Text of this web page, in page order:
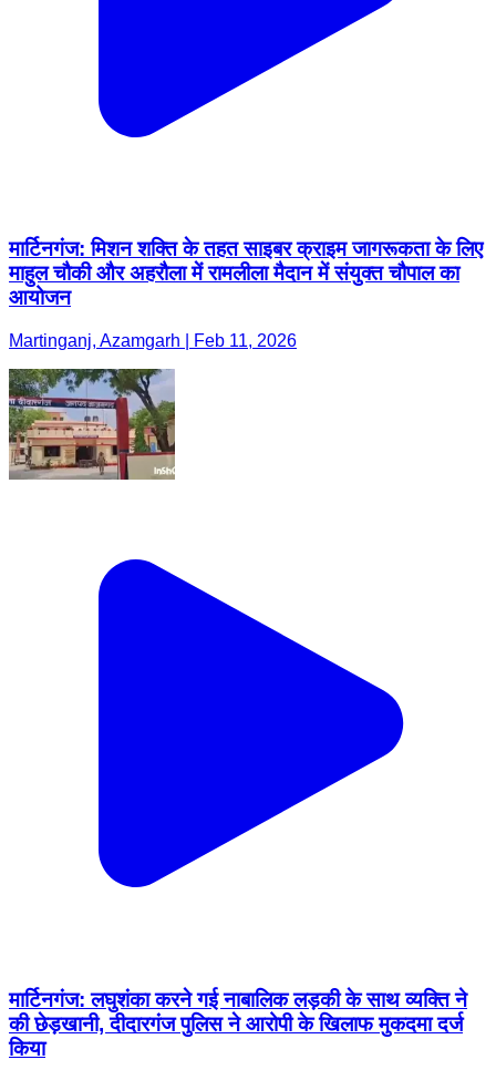
मार्टिनगंज: मिशन शक्ति के तहत साइबर क्राइम जागरूकता के लिए
माहुल चौकी और अहरौला में रामलीला मैदान में संयुक्त चौपाल का
आयोजन
Martinganj, Azamgarh | Feb 11, 2026
मार्टिनगंज: लघुशंका करने गई नाबालिक लड़की के साथ व्यक्ति ने
की छेड़खानी, दीदारगंज पुलिस ने आरोपी के खिलाफ मुकदमा दर्ज
किया